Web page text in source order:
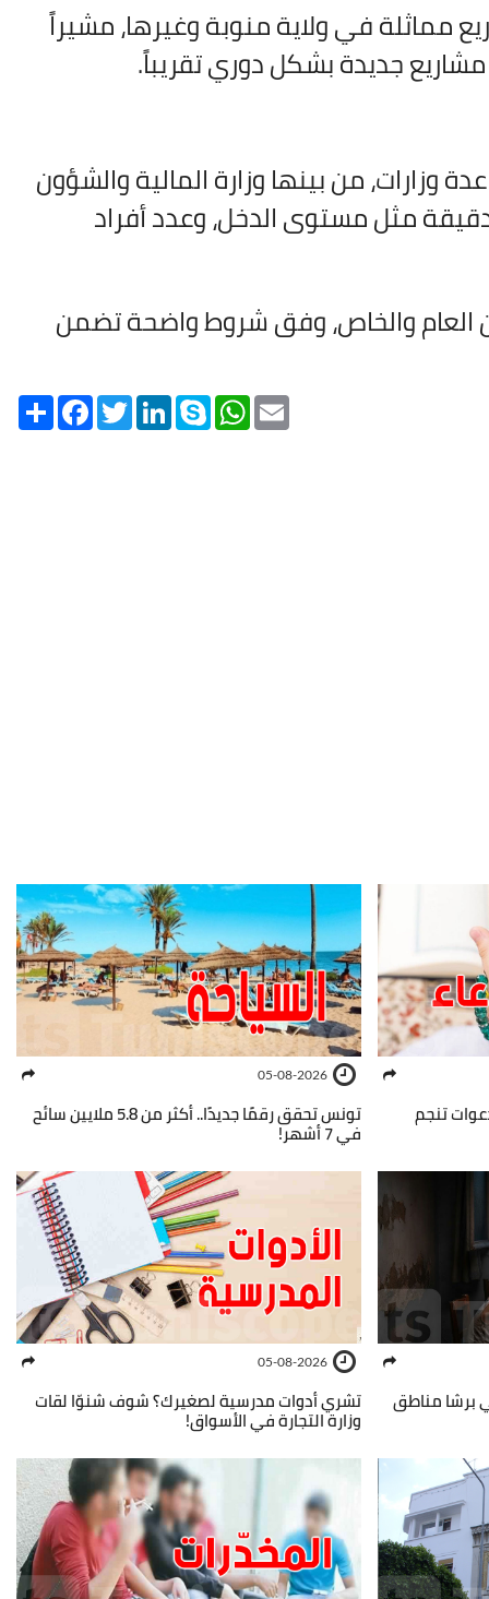
في ولاية منوبة وغيرها، مشيراً
جديدة بشكل دوري تقريباً.
من بينها وزارة المالية والشؤون
دقيقة مثل مستوى الدخل، وعدد أفراد
العام والخاص، وفق شروط واضحة تضمن
Share FacebookTwitterLinkedInSkype WhatsApp
تنجم
05-08-2026
تونس تحقق رقمًا جديدًا.. أكثر من 5.8 ملايين سائح
في 7 أشهر!
برشا مناطق
05-08-2026
تشري أدوات مدرسية لصغيرك؟ شوف شنوّا لقات
وزارة التجارة في الأسواق!